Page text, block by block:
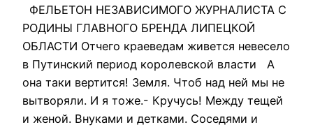
ФЕЛЬЕТОН НЕЗАВИСИМОГО ЖУРНАЛИСТА С
РОДИНЫ ГЛАВНОГО БРЕНДА ЛИПЕЦКОЙ
ОБЛАСТИ Отчего краеведам живется невесело
в Путинский период королевской власти А
она таки вертится! Земля. Чтоб над ней мы не
вытворяли. И я тоже.- Кручусь! Между тещей
и женой. Внуками и детками. Соседями и